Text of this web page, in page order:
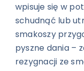
wpisuje się w
schudnąć lub
smakoszy
pyszne dania –
rezygnacji ze